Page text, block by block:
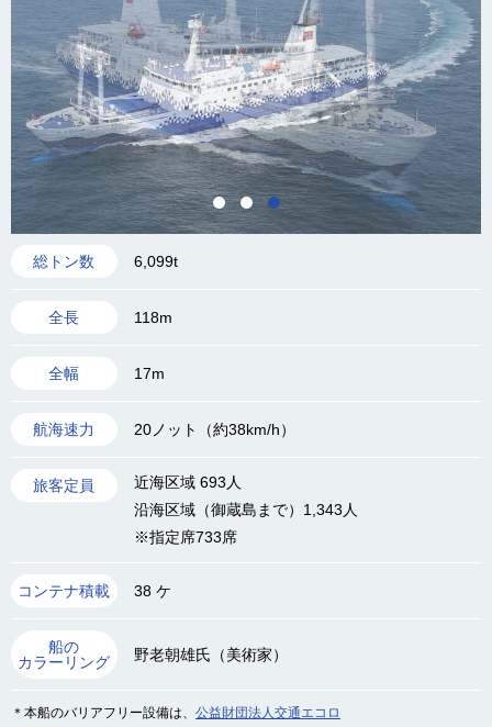
総トン数 6,099t
全長 118m
全幅 17m
航海速力 20ノット（約38km/h）
旅客定員
近海区域 693人
沿海区域（御蔵島まで）1,343人
※指定席733席
コンテナ積載 38 ケ
船の
カラーリング
野老朝雄氏（美術家）
＊本船のバリアフリー設備は、 公益財団法人交通エコロ